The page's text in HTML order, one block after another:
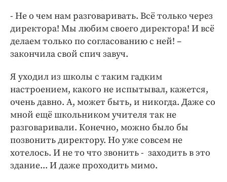
- Не о чем нам разговаривать. Всё только через
директора! Мы любим своего директора! И всё
делаем только по согласованию с ней! –
закончила свой спич завуч.
Я уходил из школы с таким гадким
настроением, какого не испытывал, кажется,
очень давно. А, может быть, и никогда. Даже со
мной ещё школьником учителя так не
разговаривали. Конечно, можно было бы
позвонить директору. Но уже совсем не
хотелось. И не то что звонить - заходить в это
здание... И даже проходить мимо.